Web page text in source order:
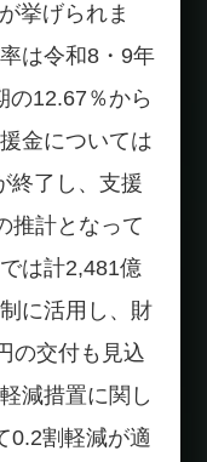
挙げられま
は令和8・9年
の12.67％から
金については
終了し、支援
推計となって
は計2,481億
に活用し、財
の交付も見込
減措置に関し
0.2割軽減が適